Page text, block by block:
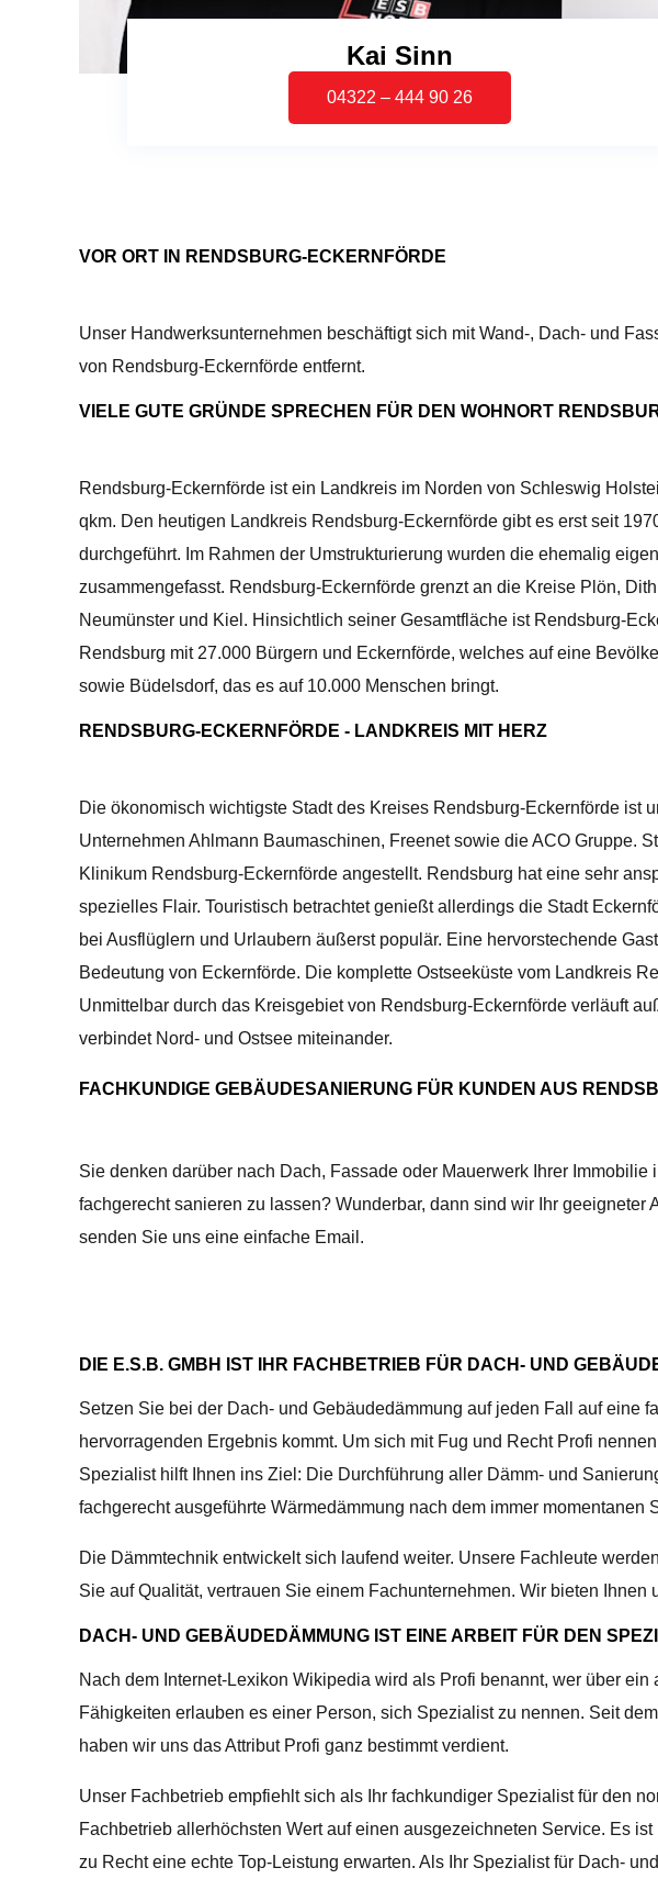
Kai Sinn
04322 – 444 90 26
VOR ORT IN RENDSBURG-ECKERNFÖRDE
Unser Handwerksunternehmen beschäftigt sich mit Wand-, Dach- und
von Rendsburg-Eckernförde entfernt.
VIELE GUTE GRÜNDE SPRECHEN FÜR DEN WOHNORT
Rendsburg-Eckernförde ist ein Landkreis im Norden von Schleswig
qkm. Den heutigen Landkreis Rendsburg-Eckernförde gibt es erst seit
durchgeführt. Im Rahmen der Umstrukturierung wurden die ehemalig
zusammengefasst. Rendsburg-Eckernförde grenzt an die Kreise Plön,
Neumünster und Kiel. Hinsichtlich seiner Gesamtfläche ist Rendsburg-
Rendsburg mit 27.000 Bürgern und Eckernförde, welches auf eine
sowie Büdelsdorf, das es auf 10.000 Menschen bringt.
RENDSBURG-ECKERNFÖRDE - LANDKREIS MIT HERZ
Die ökonomisch wichtigste Stadt des Kreises Rendsburg-Eckernförde
Unternehmen Ahlmann Baumaschinen, Freenet sowie die ACO Gruppe.
Klinikum Rendsburg-Eckernförde angestellt. Rendsburg hat eine sehr
spezielles Flair. Touristisch betrachtet genießt allerdings die Stadt
bei Ausflüglern und Urlaubern äußerst populär. Eine hervorstechende
Bedeutung von Eckernförde. Die komplette Ostseeküste vom Landkreis
Unmittelbar durch das Kreisgebiet von Rendsburg-Eckernförde verläuft
verbindet Nord- und Ostsee miteinander.
FACHKUNDIGE GEBÄUDESANIERUNG FÜR KUNDEN AUS
Sie denken darüber nach Dach, Fassade oder Mauerwerk Ihrer
fachgerecht sanieren zu lassen? Wunderbar, dann sind wir Ihr
senden Sie uns eine einfache Email.
DIE E.S.B. GMBH IST IHR FACHBETRIEB FÜR DACH- UND
Setzen Sie bei der Dach- und Gebäudedämmung auf jeden Fall auf
hervorragenden Ergebnis kommt. Um sich mit Fug und Recht Profi
Spezialist hilft Ihnen ins Ziel: Die Durchführung aller Dämm- und
fachgerecht ausgeführte Wärmedämmung nach dem immer momentanen
Die Dämmtechnik entwickelt sich laufend weiter. Unsere Fachleute
Sie auf Qualität, vertrauen Sie einem Fachunternehmen. Wir bieten
DACH- UND GEBÄUDEDÄMMUNG IST EINE ARBEIT FÜR DEN
Nach dem Internet-Lexikon Wikipedia wird als Profi benannt, wer über
Fähigkeiten erlauben es einer Person, sich Spezialist zu nennen. Seit
haben wir uns das Attribut Profi ganz bestimmt verdient.
Unser Fachbetrieb empfiehlt sich als Ihr fachkundiger Spezialist für den
Fachbetrieb allerhöchsten Wert auf einen ausgezeichneten Service. Es
zu Recht eine echte Top-Leistung erwarten. Als Ihr Spezialist für Dach-